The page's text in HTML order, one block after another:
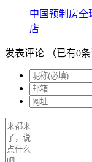
中国预制房全
店
发表评论 （已有0条